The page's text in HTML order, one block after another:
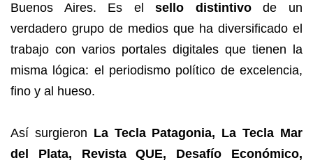
Buenos Aires. Es elsello distintivode un
verdadero grupo de medios que ha diversificado el
trabajo con varios portales digitales que tienen la
misma lógica: el periodismo político de excelencia,
fino y al hueso.
Así surgieron La Tecla Patagonia, La Tecla Mar
del Plata, Revista QUE, Desafío Económico,